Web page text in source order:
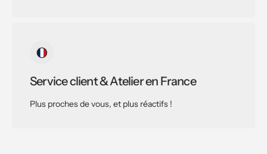
Service client & Atelier en France
Plus proches de vous, et plus réactifs !